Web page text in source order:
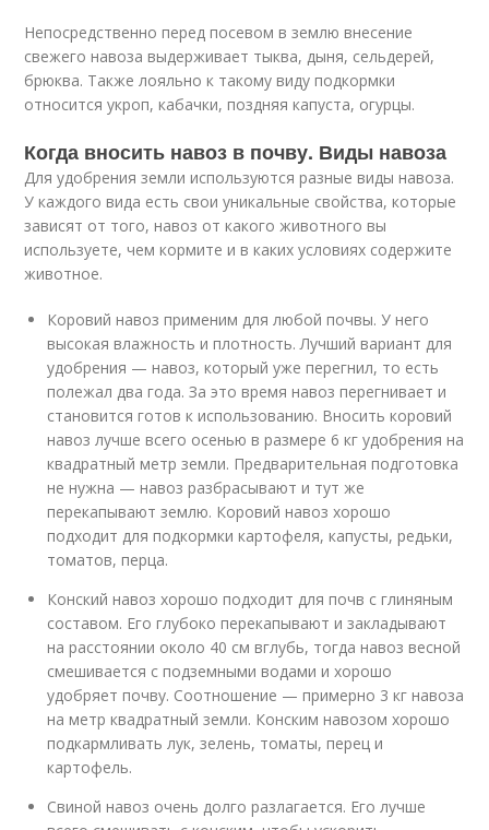
Непосредственно перед посевом в землю внесение
свежего навоза выдерживает тыква, дыня, сельдерей,
брюква. Также лояльно к такому виду подкормки
относится укроп, кабачки, поздняя капуста, огурцы.
Когда вносить навоз в почву. Виды навоза
Для удобрения земли используются разные виды навоза.
У каждого вида есть свои уникальные свойства, которые
зависят от того, навоз от какого животного вы
используете, чем кормите и в каких условиях содержите
животное.
Коровий навоз применим для любой почвы. У него
высокая влажность и плотность. Лучший вариант для
удобрения — навоз, который уже перегнил, то есть
полежал два года. За это время навоз перегнивает и
становится готов к использованию. Вносить коровий
навоз лучше всего осенью в размере 6 кг удобрения на
квадратный метр земли. Предварительная подготовка
не нужна — навоз разбрасывают и тут же
перекапывают землю. Коровий навоз хорошо
подходит для подкормки картофеля, капусты, редьки,
томатов, перца.
Конский навоз хорошо подходит для почв с глиняным
составом. Его глубоко перекапывают и закладывают
на расстоянии около 40 см вглубь, тогда навоз весной
смешивается с подземными водами и хорошо
удобряет почву. Соотношение — примерно 3 кг навоза
на метр квадратный земли. Конским навозом хорошо
подкармливать лук, зелень, томаты, перец и
картофель.
Свиной навоз очень долго разлагается. Его лучше